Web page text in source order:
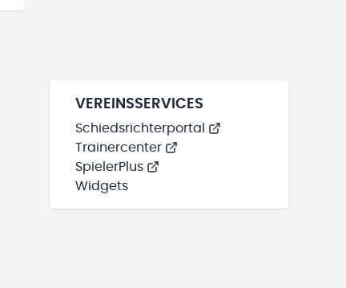
VEREINSSERVICES
Schiedsrichterportal
Trainercenter
SpielerPlus
Widgets